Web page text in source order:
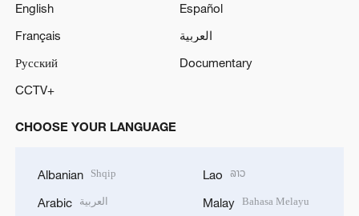
English
Español
Français
العربية
Русский
Documentary
CCTV+
CHOOSE YOUR LANGUAGE
Albanian Shqip
Arabic العربية
Lao ລາວ
Malay Bahasa Melayu